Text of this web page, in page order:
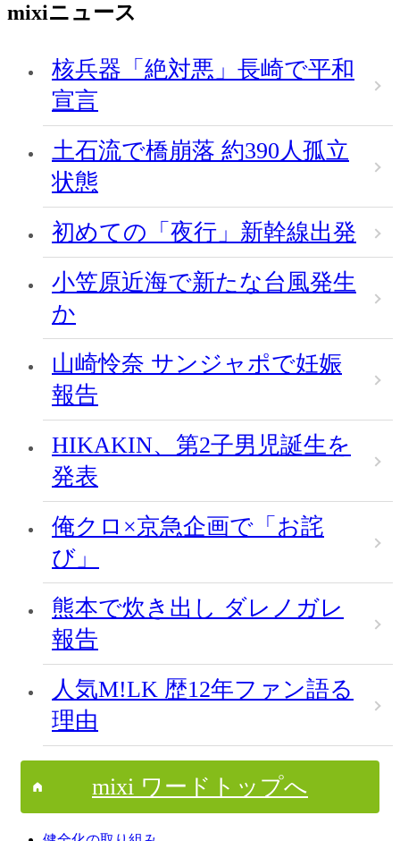
mixiニュース
核兵器「絶対悪」長崎で平和
宣言
土石流で橋崩落 約390人孤立
状態
初めての「夜行」新幹線出発
小笠原近海で新たな台風発生
か
山崎怜奈 サンジャポで妊娠
報告
HIKAKIN、第2子男児誕生を
発表
俺クロ×京急企画で「お詫
び」
熊本で炊き出し ダレノガレ
報告
人気M!LK 歴12年ファン語る
理由
mixi ワードトップへ